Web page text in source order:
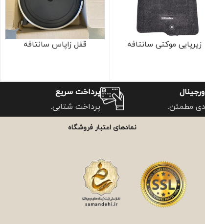
زیرپایی موکتی سانتافه قفل زاپاس سانتافه
مطمئن.
پرداخت سریع
پرداخت شتابی.
نمادهای اعتبار فروشگاه